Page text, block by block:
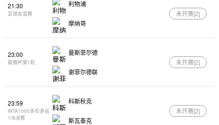
21:30
足球友谊赛
利物浦
摩纳哥
未开赛[2]
23:00
联赛杯第1轮
曼斯菲尔德
谢菲尔德联
未开赛[2]
23:59
WTA1000多伦多站
1/8决赛
科斯秋克
斯瓦泰克
未开赛[2]